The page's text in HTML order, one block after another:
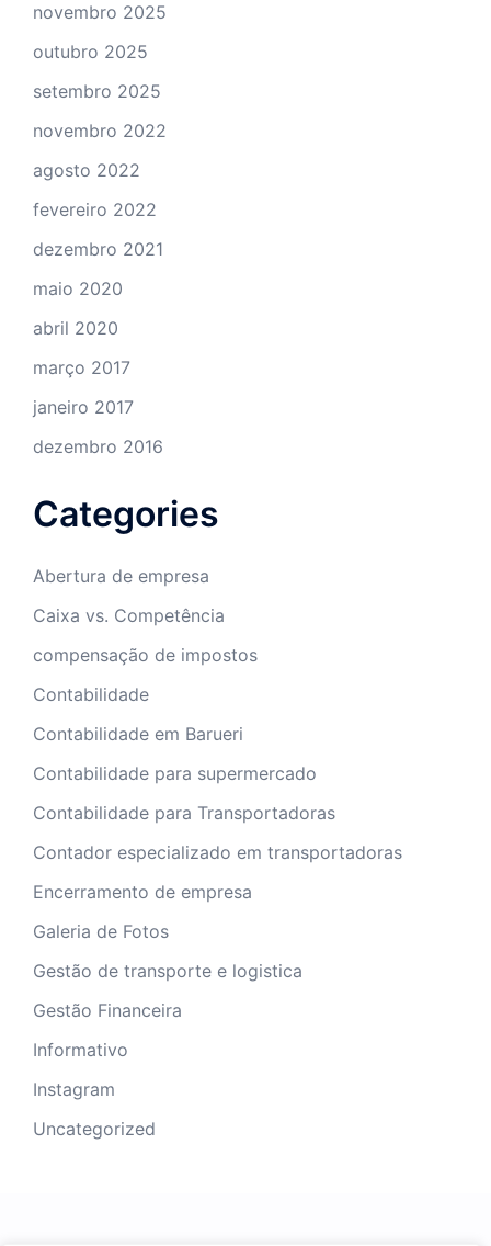
novembro 2025
outubro 2025
setembro 2025
novembro 2022
agosto 2022
fevereiro 2022
dezembro 2021
maio 2020
abril 2020
março 2017
janeiro 2017
dezembro 2016
Categories
Abertura de empresa
Caixa vs. Competência
compensação de impostos
Contabilidade
Contabilidade em Barueri
Contabilidade para supermercado
Contabilidade para Transportadoras
Contador especializado em transportadoras
Encerramento de empresa
Galeria de Fotos
Gestão de transporte e logistica
Gestão Financeira
Informativo
Instagram
Uncategorized